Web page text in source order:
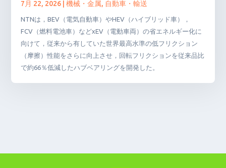
7月 22, 2026 |機械・金属, 自動車・輸送
NTNは，BEV（電気自動車）やHEV（ハイブリッド車），
FCV（燃料電池車）などxEV（電動車両）の省エネルギー化に
向けて，従来から有していた世界最高水準の低フリクション
（摩擦）性能をさらに向上させ，回転フリクションを従来品比
で約66％低減したハブベアリングを開発した。